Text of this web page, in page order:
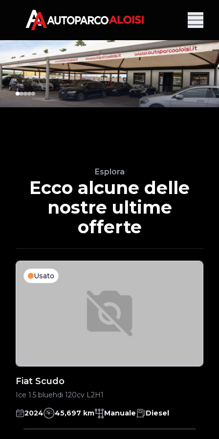
Esplora
Ecco alcune delle
nostre ultime
offerte
Usato
Fiat Scudo
Ice 1.5 bluehdi 120cv L2H1
2024 45,697 km Manuale Diesel